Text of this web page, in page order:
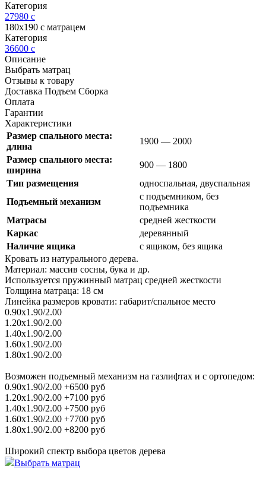
Категория
27980 c
180х190 с матрацем
Категория
36600 c
Описание
Выбрать матрац
Отзывы к товару
Доставка Подъем Сборка
Оплата
Гарантии
Характеристики
Размер спального места:
длина
1900 — 2000
Размер спального места:
ширина
900 — 1800
Тип размещения
односпальная, двуспальная
Подъемный механизм
с подъемником, без
подъемника
Матрасы
средней жесткости
Каркас
деревянный
Наличие ящика
с ящиком, без ящика
Кровать из натурального дерева.
Материал: массив сосны, бука и др.
Используется пружинный матрац средней жесткости
Толщина матраца: 18 см
Линейка размеров кровати: габарит/спальное место
0.90х1.90/2.00
1.20х1.90/2.00
1.40х1.90/2.00
1.60х1.90/2.00
1.80х1.90/2.00
Возможен подъемный механизм на газлифтах и с ортопедом:
0.90х1.90/2.00 +6500 руб
1.20х1.90/2.00 +7100 руб
1.40х1.90/2.00 +7500 руб
1.60х1.90/2.00 +7700 руб
1.80х1.90/2.00 +8200 руб
Широкий спектр выбора цветов дерева
Выбрать матрац